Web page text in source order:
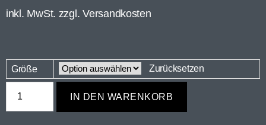
inkl. MwSt. zzgl.Versandkosten
Größe Zurücksetzen
IN DEN WARENKORB